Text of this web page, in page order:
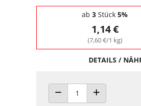
Staffelpreise - Mengenrabatt
ab 3 Stück 5%
1,14 €
(7,60 €/1 kg)
DETAILS /
ANZAHL VERRINGERNANZAHL ERHÖHEN